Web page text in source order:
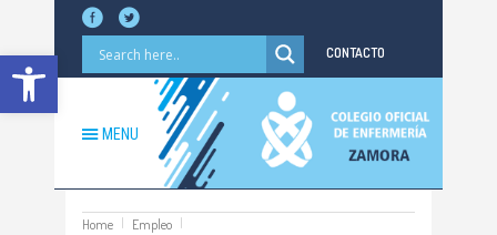
Abrir barra de herramientas CONTACTO
MENU
Home
Empleo